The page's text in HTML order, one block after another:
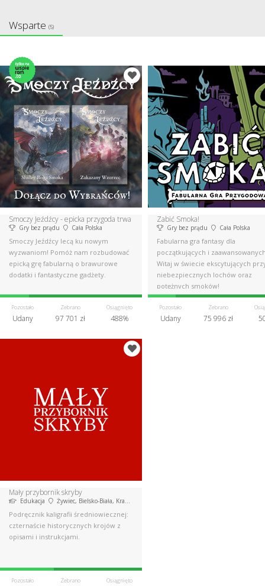
Wsparte (5)
Smoczy Jeźdźcy - epicka przygoda trwa
Gry bez prądu Cała Polska
Smoczy Jeźdźcy lecą ku nowym
wyzwaniom! Pomóż nam rozbudować
epicką grę fabularną o brawurowe
dodatki i fantastyczne gadżety.
Pozostało
Udany
Zebrano
97 701 zł
Osiągnięto
488%
Zabić Smoka!
Gry bez prądu Cała Polska
Fabularna gra fantasy dla
początkujących i
Witaj w świecie ekscytujących
niebezpiecznych lochów oraz
potężnych smoków!
Pozostało
Udany
Zebrano
75 996 zł
Mały przybornik skryby
Edukacja Żywiec, Bielsko-Biała, Kraków
Podręcznik kaligrafii średniowiecznej:
czternaście historycznych krojów z
opisami i instrukcjami.
Pozostało Zebrano Osiągnięto